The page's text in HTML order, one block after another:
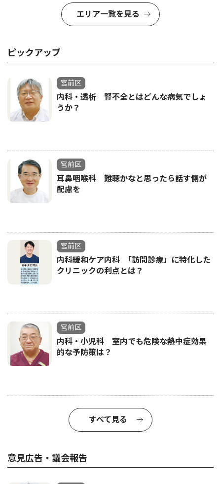
エリア一覧を見る
ピックアップ
宮前区
内科・透析 腎不全とはどんな病気でしょ
うか？
宮前区
耳鼻咽喉科 難聴かなと思ったら話す側が
配慮を
宮前区
内科緩和ケア内科 ｢訪問診療」に特化した
クリニックの利点とは？
宮前区
内科・小児科 室内でも危険な熱中症効果
的な予防策は？
すべて見る
意見広告・議会報告